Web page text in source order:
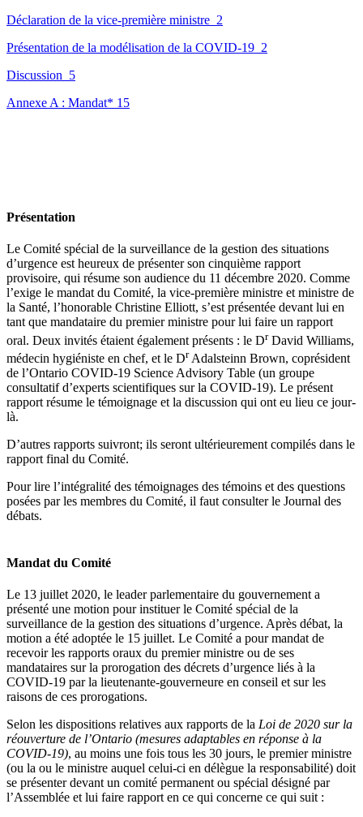
Déclaration de la vice-première ministre 2
Présentation de la modélisation de la COVID-19 2
Discussion 5
Annexe A : Mandat* 15
Présentation
Le Comité spécial de la surveillance de la gestion des situations
d’urgence est heureux de présenter son cinquième rapport
provisoire, qui résume son audience du 11 décembre 2020. Comme
l’exige le mandat du Comité, la vice-première ministre et ministre de
la Santé, l’honorable Christine Elliott, s’est présentée devant lui en
tant que mandataire du premier ministre pour lui faire un rapport
oral. Deux invités étaient également présents : le DrDavid Williams,
médecin hygiéniste en chef, et le DrAdalsteinn Brown, coprésident
de l’Ontario COVID-19 Science Advisory Table (un groupe
consultatif d’experts scientifiques sur la COVID-19). Le présent
rapport résume le témoignage et la discussion qui ont eu lieu ce jour-
là.
D’autres rapports suivront; ils seront ultérieurement compilés dans le
rapport final du Comité.
Pour lire l’intégralité des témoignages des témoins et des questions
posées par les membres du Comité, il faut consulter le Journal des
débats.
Mandat du Comité
Le 13 juillet 2020, le leader parlementaire du gouvernement a
présenté une motion pour instituer le Comité spécial de la
surveillance de la gestion des situations d’urgence. Après débat, la
motion a été adoptée le 15 juillet. Le Comité a pour mandat de
recevoir les rapports oraux du premier ministre ou de ses
mandataires sur la prorogation des décrets d’urgence liés à la
COVID-19 par la lieutenante-gouverneure en conseil et sur les
raisons de ces prorogations.
Selon les dispositions relatives aux rapports de la Loi de 2020 sur la
réouverture de l’Ontario (mesures adaptables en réponse à la
COVID-19), au moins une fois tous les 30 jours, le premier ministre
(ou la ou le ministre auquel celui-ci en délègue la responsabilité) doit
se présenter devant un comité permanent ou spécial désigné par
l’Assemblée et lui faire rapport en ce qui concerne ce qui suit :